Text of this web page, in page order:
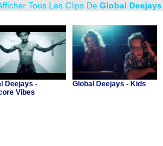
Tous Les Clips De Global Deejays
Deejays -
Vibes
Global Deejays - Kids